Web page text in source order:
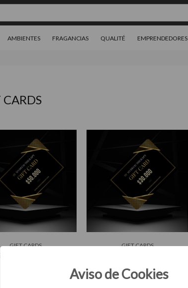
AMBIENTES FRAGANCIAS QUALITÉ EMPRENDEDORES
CARDS
GIFT CARDS
CARD 50.000
de $16.666
GIFT CARDS
00
$20.00000
Aviso de Cookies